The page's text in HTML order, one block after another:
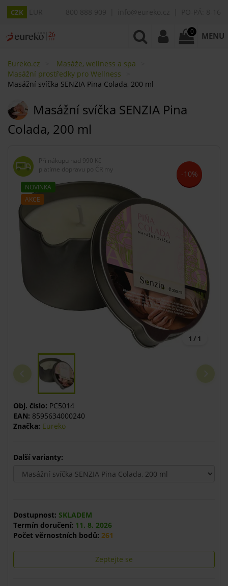
CZK
0 MENU
Eureko.cz
Masáže, wellness a spa
Masážní prostředky pro Wellness
Masážní svíčka SENZIA Pina Colada, 200 ml
Masážní svíčka SENZIA Pina
Colada, 200 ml
Při nákupu nad 990 Kč
platíme dopravu po ČR my
NOVINKA
AKCE
-10%
1 / 1
Obj. číslo: PC5014
EAN: 8595634000240
Značka: Eureko
Další varianty:
Dostupnost: SKLADEM
Termín doručení: 11. 8. 2026
Počet věrnostních bodů: 261
Zeptejte se